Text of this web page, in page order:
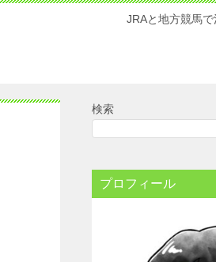
JRAと地方競馬
検索
プロフィール